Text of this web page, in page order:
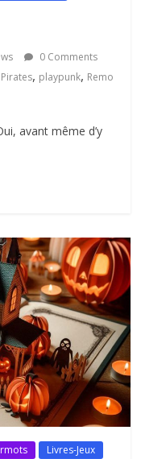
0 Comments
Pirates, playpunk, Remo
avant même d’y
Livres-Jeux